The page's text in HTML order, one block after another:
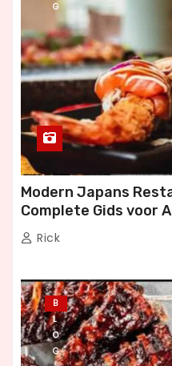
G
Modern Japans
Complete Gids voor
Dineren
Rick
B
L
O
G